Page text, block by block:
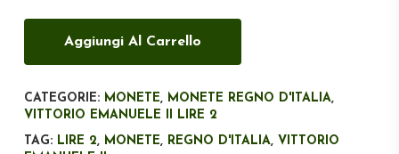
Aggiungi Al Carrello
CATEGORIE: MONETE, MONETE REGNO D'ITALIA,
VITTORIO EMANUELE II LIRE 2
TAG: LIRE 2, MONETE, REGNO D'ITALIA, VITTORIO